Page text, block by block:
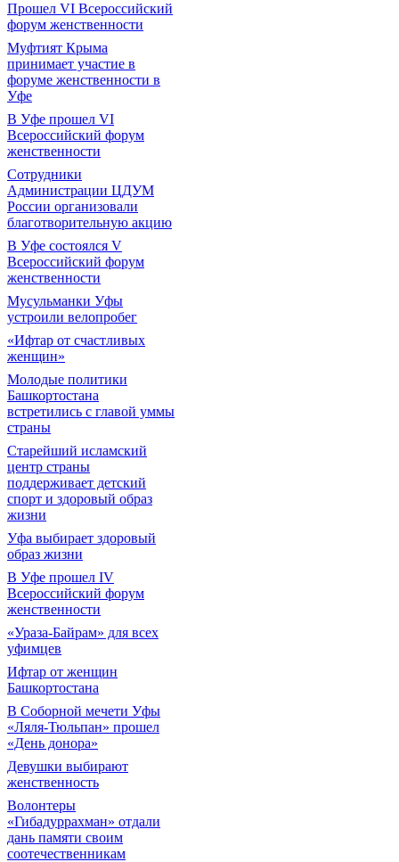
Прошел VI Всероссийский
форум женственности
Муфтият Крыма
принимает участие в
форуме женственности в
Уфе
В Уфе прошел VI
Всероссийский форум
женственности
Сотрудники
Администрации ЦДУМ
России организовали
благотворительную акцию
В Уфе состоялся V
Всероссийский форум
женственности
Мусульманки Уфы
устроили велопробег
«Ифтар от счастливых
женщин»
Молодые политики
Башкортостана
встретились с главой уммы
страны
Старейший исламский
центр страны
поддерживает детский
спорт и здоровый образ
жизни
Уфа выбирает здоровый
образ жизни
В Уфе прошел IV
Всероссийский форум
женственности
«Ураза-Байрам» для всех
уфимцев
Ифтар от женщин
Башкортостана
В Соборной мечети Уфы
«Ляля-Тюльпан» прошел
«День донора»
Девушки выбирают
женственность
Волонтеры
«Гибадуррахман» отдали
дань памяти своим
соотечественникам